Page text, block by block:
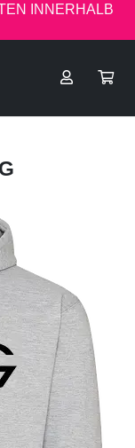
INNERHALB